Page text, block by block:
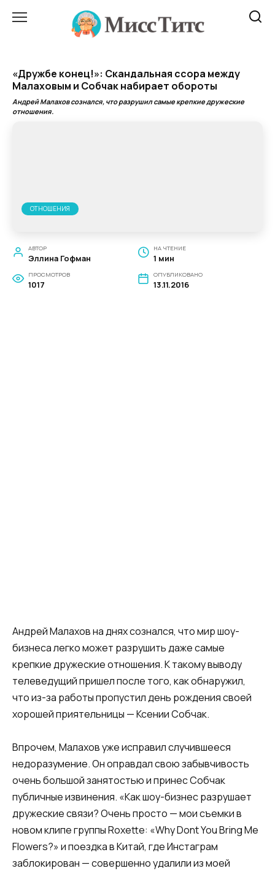
«Дружбе конец!»: Скандальная ссора между
Малаховым и Собчак набирает обороты
Андрей Малахов сознался, что разрушил самые крепкие дружеские
отношения.
ОТНОШЕНИЯ
АВТОР
Эллина Гофман
НА ЧТЕНИЕ
1 мин
ПРОСМОТРОВ
1017
ОПУБЛИКОВАНО
13.11.2016
Андрей Малахов на днях сознался, что мир шоу-
бизнеса легко может разрушить даже самые
крепкие дружеские отношения. К такому выводу
телеведущий пришел после того, как обнаружил,
что из-за работы пропустил день рождения своей
хорошей приятельницы — Ксении Собчак.
Впрочем, Малахов уже исправил случившееся
недоразумение. Он оправдал свою забывчивость
очень большой занятостью и принес Собчак
публичные извинения. «Как шоу-бизнес разрушает
дружеские связи? Очень просто — мои съемки в
новом клипе группы Roxette: «Why Dont You Bring Me
Flowers?» и поездка в Китай, где Инстаграм
заблокирован — совершенно удалили из моей